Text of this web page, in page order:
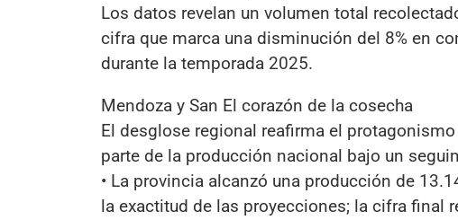
Los datos revelan un volumen total
cifra que marca una disminución del 8% en
durante la temporada 2025.
Mendoza y San El corazón de la cosecha
El desglose regional reafirma el
parte de la producción nacional bajo un
• La provincia alcanzó una producción de
la exactitud de las proyecciones; la cifra final